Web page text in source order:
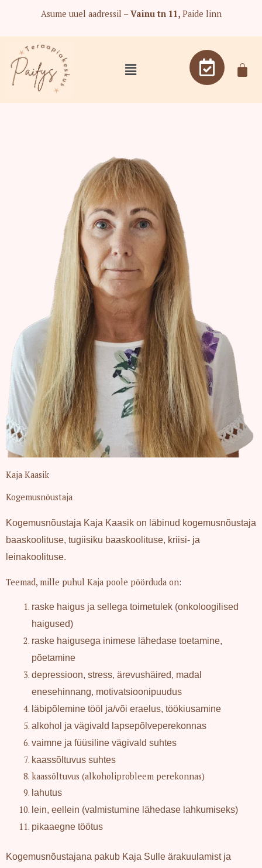
content
Asume uuel aadressil – Vainu tn 11,Paide linn
Menu
Kaja Kaasik
Kogemusnõustaja
Kogemusnõustaja Kaja Kaasik on läbinud kogemusnõustaja
baaskoolituse, tugiisiku baaskoolituse, kriisi- ja
leinakoolituse.
Teemad, mille puhul Kaja poole pöörduda on:
raske haigus ja sellega toimetulek (onkoloogilised
haigused)
raske haigusega inimese lähedase toetamine,
põetamine
depressioon, stress, ärevushäired, madal
enesehinnang, motivatsioonipuudus
läbipõlemine tööl ja/või eraelus, töökiusamine
alkohol ja vägivald lapsepõlveperekonnas
vaimne ja füüsiline vägivald suhtes
kaassõltuvus suhtes
kaassõltuvus (alkoholiprobleem perekonnas)
lahutus
lein, eellein (valmistumine lähedase lahkumiseks)
pikaaegne töötus
Kogemusnõustajana pakub Kaja Sulle ärakuulamist ja